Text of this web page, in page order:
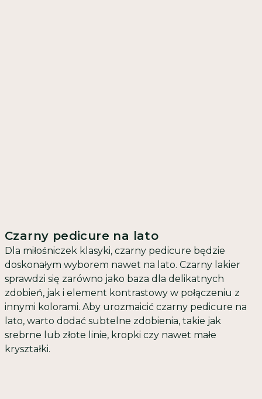
Czarny pedicure na lato
Dla miłośniczek klasyki, czarny pedicure będzie
doskonałym wyborem nawet na lato. Czarny lakier
sprawdzi się zarówno jako baza dla delikatnych
zdobień, jak i element kontrastowy w połączeniu z
innymi kolorami. Aby urozmaicić czarny pedicure na
lato, warto dodać subtelne zdobienia, takie jak
srebrne lub złote linie, kropki czy nawet małe
kryształki.